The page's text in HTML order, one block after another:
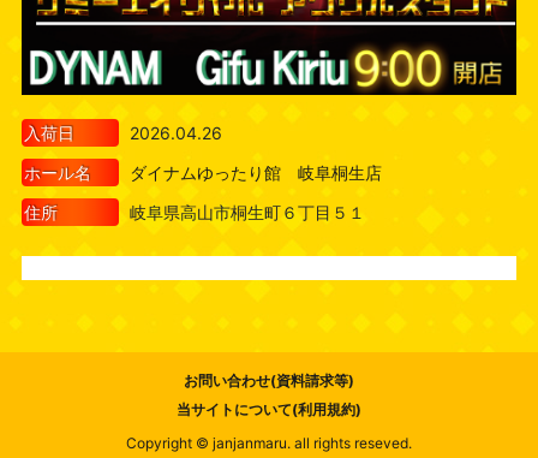
入荷日
2026.04.26
ホール名
ダイナムゆったり館 岐阜桐生店
住所
岐阜県高山市桐生町６丁目５１
お問い合わせ(資料請求等)
当サイトについて(利用規約)
Copyright © janjanmaru. all rights reseved.